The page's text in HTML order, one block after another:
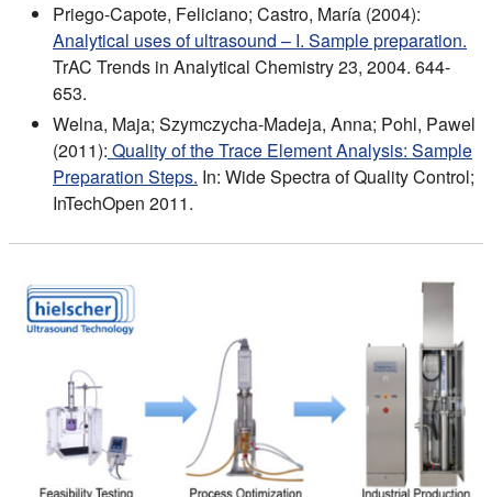
Priego-Capote, Feliciano; Castro, María (2004):
Analytical uses of ultrasound – I. Sample preparation.
TrAC Trends in Analytical Chemistry 23, 2004. 644-
653.
Welna, Maja; Szymczycha-Madeja, Anna; Pohl, Pawel
(2011): Quality of the Trace Element Analysis: Sample
Preparation Steps. In: Wide Spectra of Quality Control;
InTechOpen 2011.